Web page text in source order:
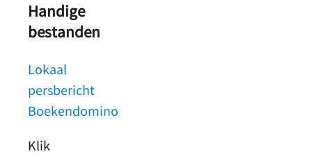
Handige
bestanden
Lokaal
persbericht
Boekendomino
Klik